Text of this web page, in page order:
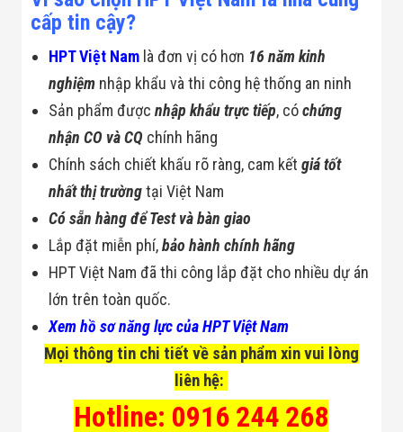
cấp tin cậy?
HPT Việt Nam là đơn vị có hơn 16 năm kinh
nghiệm nhập khẩu và thi công hệ thống an ninh
Sản phẩm đượcnhập khẩu trực tiếp, cóchứng
nhận CO và CQ chính hãng
Chính sách chiết khấu rõ ràng, cam kếtgiá tốt
nhất thị trườngtại Việt Nam
Có sẵn hàng để Test và bàn giao
Lắp đặt miễn phí,bảo hành chính hãng
HPT Việt Nam đã thi công lắp đặt cho nhiều dự án
lớn trên toàn quốc.
Xem hồ sơ năng lực của HPT Việt Nam
Mọi thông tin chi tiết về sản phẩm xin vui lòng
liên hệ:
Hotline: 0916 244 268